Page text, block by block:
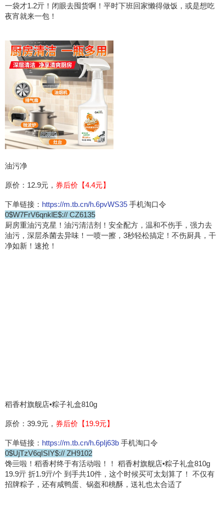
一袋才1.2亓！闭眼去囤货啊！平时下班回家懒得做饭，或是想吃
夜宵就来一包！
油污净
原价：12.9元， 券后价【4.4元】
下单链接： https://m.tb.cn/h.6pvWS35 手机淘口令
0$W7FrV6qnklE$:// CZ6135
厨房重油污克星！油污清洁剂！安全配方，温和不伤手，强力去
油污，深层杀菌去异味！一喷一擦，3秒轻松搞定！不伤厨具，干
净如新！速抢！
稻香村旗舰店•粽子礼盒810g
原价：39.9元， 券后价【19.9元】
下单链接： https://m.tb.cn/h.6pIj63b 手机淘口令
0$UjTzV6qISIY$:// ZH9102
馋亖啦！稻香村终于有活动啦！！ 稻香村旗舰店•粽子礼盒810g
19.9亓 折1.9亓/个 到手共10件，这个时候买可太划算了！ 不仅有
招牌粽子，还有咸鸭蛋、锅盔和桃酥，送礼也太合适了